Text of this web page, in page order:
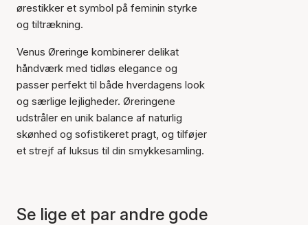
Varen er tilføjet til kurven
ørestikker et symbol på feminin styrke
og tiltrækning.
Venus Øreringe kombinerer delikat
håndværk med tidløs elegance og
passer perfekt til både hverdagens look
og særlige lejligheder. Øreringene
udstråler en unik balance af naturlig
skønhed og sofistikeret pragt, og tilføjer
et strejf af luksus til din smykkesamling.
Se lige et par andre gode